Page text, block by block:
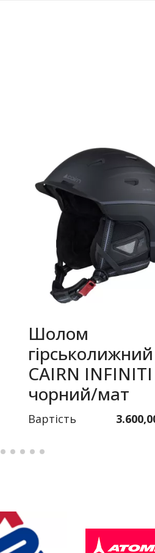
Шолом
гірськолижний
CAIRN INFINITI
чорний/мат
Вартість